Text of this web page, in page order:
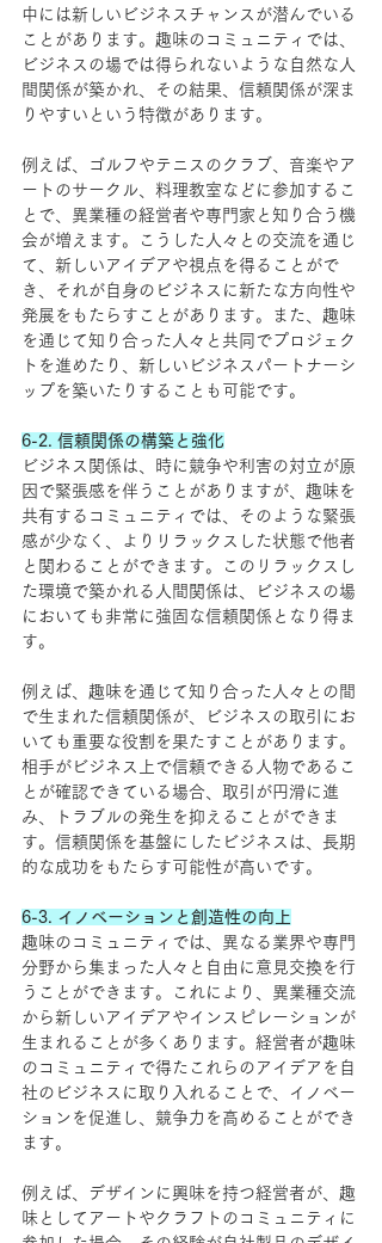
中には新しいビジネスチャンスが潜んでいる
ことがあります。趣味のコミュニティでは、
ビジネスの場では得られないような自然な人
間関係が築かれ、その結果、信頼関係が深ま
りやすいという特徴があります。
例えば、ゴルフやテニスのクラブ、音楽やア
ートのサークル、料理教室などに参加するこ
とで、異業種の経営者や専門家と知り合う機
会が増えます。こうした人々との交流を通じ
て、新しいアイデアや視点を得ることがで
き、それが自身のビジネスに新たな方向性や
発展をもたらすことがあります。また、趣味
を通じて知り合った人々と共同でプロジェク
トを進めたり、新しいビジネスパートナーシ
ップを築いたりすることも可能です。
6-2. 信頼関係の構築と強化
ビジネス関係は、時に競争や利害の対立が原
因で緊張感を伴うことがありますが、趣味を
共有するコミュニティでは、そのような緊張
感が少なく、よりリラックスした状態で他者
と関わることができます。このリラックスし
た環境で築かれる人間関係は、ビジネスの場
においても非常に強固な信頼関係となり得ま
す。
例えば、趣味を通じて知り合った人々との間
で生まれた信頼関係が、ビジネスの取引にお
いても重要な役割を果たすことがあります。
相手がビジネス上で信頼できる人物であるこ
とが確認できている場合、取引が円滑に進
み、トラブルの発生を抑えることができま
す。信頼関係を基盤にしたビジネスは、長期
的な成功をもたらす可能性が高いです。
6-3. イノベーションと創造性の向上
趣味のコミュニティでは、異なる業界や専門
分野から集まった人々と自由に意見交換を行
うことができます。これにより、異業種交流
から新しいアイデアやインスピレーションが
生まれることが多くあります。経営者が趣味
のコミュニティで得たこれらのアイデアを自
社のビジネスに取り入れることで、イノベー
ションを促進し、競争力を高めることができ
ます。
例えば、デザインに興味を持つ経営者が、趣
味としてアートやクラフトのコミュニティに